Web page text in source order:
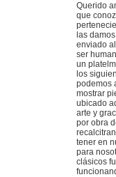
Querido
que
las
enviado
ser
un
los
podemos
mostrar
ubicado
arte y
por obra
tener en
para
clásicos